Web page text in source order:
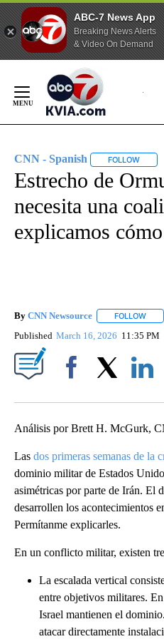
ABC-7 News App
Breaking News Alerts
& Video On Demand
Content
CNN - Spanish FOLLOW
Estrecho de
necesita una
explicamos
By CNN Newsource FOLLOW
Published March 16, 2026 11:35 PM
Análisis por Brett H. McGurk,
Las dos primeras semanas de la
dominio militar de Estados
asimétricas por parte de Irán. El
desarrollen los acontecimientos
Permítanme explicarles.
En un conflicto militar, existen
La escalada vertical
entre objetivos militares.
Israel mantienen el
atacar directamente